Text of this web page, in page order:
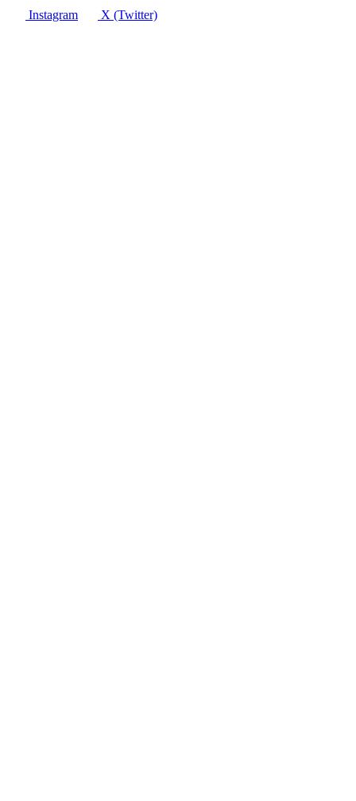
Instagram X (Twitter)